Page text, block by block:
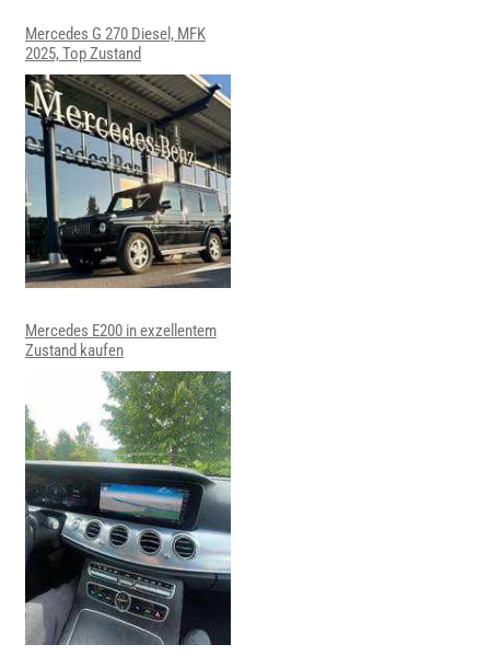
Mercedes G 270 Diesel, MFK
2025, Top Zustand
Mercedes E200 in exzellentem
Zustand kaufen